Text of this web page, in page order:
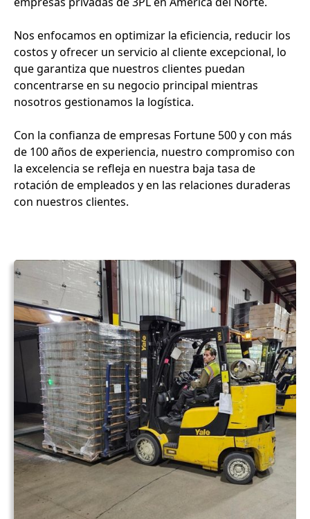
Nos enfocamos en optimizar la eficiencia, reducir los
costos y ofrecer un servicio al cliente excepcional, lo
que garantiza que nuestros clientes puedan
concentrarse en su negocio principal mientras
nosotros gestionamos la logística.
Con la confianza de empresas Fortune 500 y con más
de 100 años de experiencia, nuestro compromiso con
la excelencia se refleja en nuestra baja tasa de
rotación de empleados y en las relaciones duraderas
con nuestros clientes.